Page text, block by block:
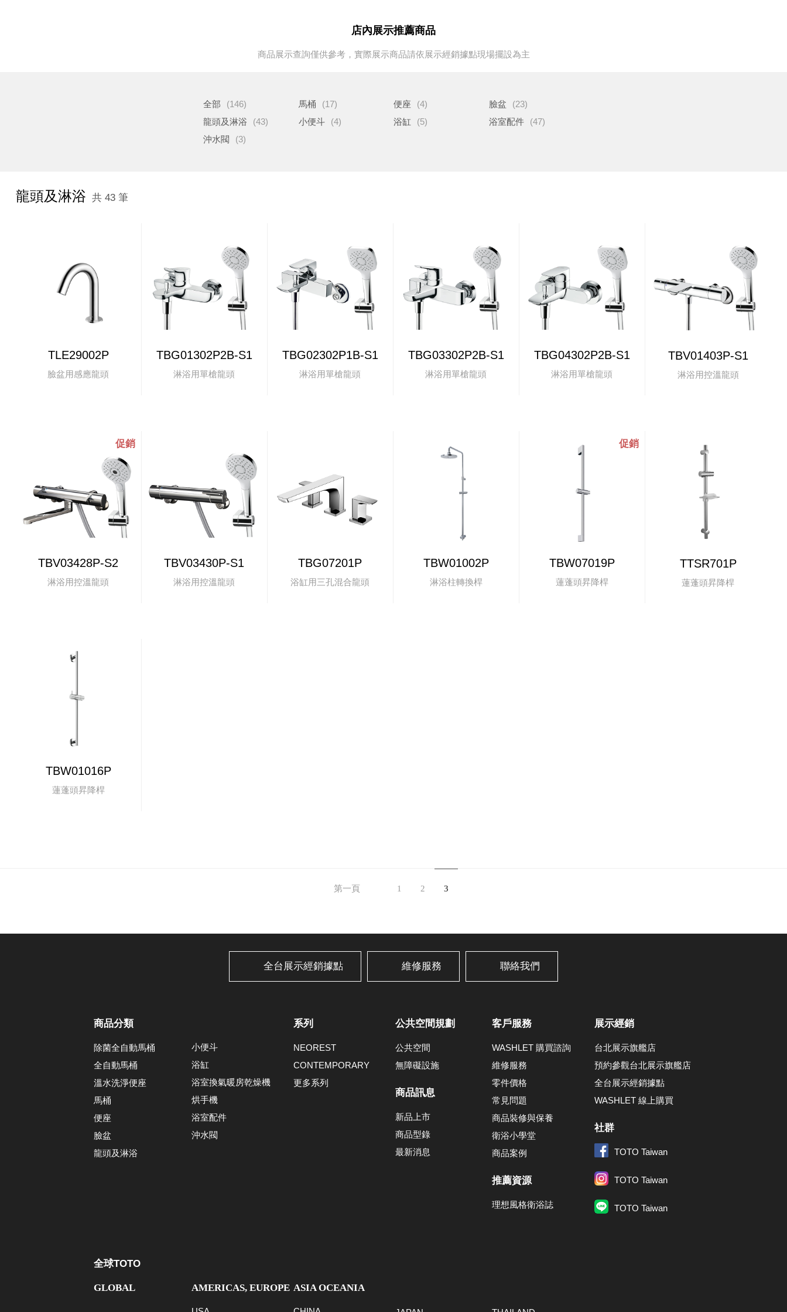
店內展示推薦商品
商品展示查詢僅供參考，實際展示商品請依展示經銷據點現場擺設為主
全部 (146) 馬桶 (17) 便座 (4) 臉盆
(23)
龍頭及淋浴
(43) 小便斗 (4) 浴缸 (5) 浴室配件
(47)
沖水閥
(3)
龍頭及淋浴 共 43 筆
TLE29002P
臉盆用感應龍頭
TBG01302P2B-S1
淋浴用單槍龍頭
TBG02302P1B-S1
淋浴用單槍龍頭
TBG03302P2B-S1
淋浴用單槍龍頭
TBG04302P2B-S1
淋浴用單槍龍頭
TBV01403P-S1
淋浴用控溫龍頭
TBV03428P-S2
淋浴用控溫龍頭
TBV03430P-S1
淋浴用控溫龍頭
TBG07201P
浴缸用三孔混合龍頭
TBW01002P
淋浴柱轉換桿
TBW07019P
蓮蓬頭昇降桿
TTSR701P
蓮蓬頭昇降桿
TBW01016P
蓮蓬頭昇降桿
第一頁 1 2 3
全台展示經銷據點 維修服務 聯絡我們
商品分類
除菌全自動馬桶
全自動馬桶
溫水洗淨便座
馬桶
便座
臉盆
龍頭及淋浴
小便斗
浴缸
浴室換氣暖房乾燥機
烘手機
浴室配件
沖水閥
系列
NEOREST
CONTEMPORARY
更多系列
公共空間規劃
公共空間
無障礙設施
商品訊息
新品上市
商品型錄
最新消息
客戶服務
WASHLET 購買諮詢
維修服務
零件價格
常見問題
商品裝修與保養
衛浴小學堂
商品案例
推薦資源
理想風格衛浴誌
展示經銷
台北展示旗艦店
預約參觀台北展示旗艦店
全台展示經銷據點
WASHLET 線上購買
社群
TOTO Taiwan
TOTO Taiwan
TOTO Taiwan
全球TOTO
GLOBAL AMERICAS, EUROPE ASIA OCEANIA